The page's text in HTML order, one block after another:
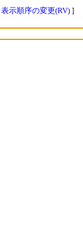
表示順序の変更(RV) ]